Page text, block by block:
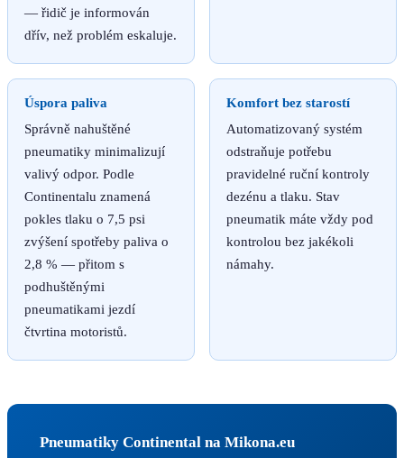
— řidič je informován
dřív, než problém eskaluje.
Úspora paliva
Správně nahuštěné
pneumatiky minimalizují
valivý odpor. Podle
Continentalu znamená
pokles tlaku o 7,5 psi
zvýšení spotřeby paliva o
2,8 % — přitom s
podhuštěnými
pneumatikami jezdí
čtvrtina motoristů.
Komfort bez starostí
Automatizovaný systém
odstraňuje potřebu
pravidelné ruční kontroly
dezénu a tlaku. Stav
pneumatik máte vždy pod
kontrolou bez jakékoli
námahy.
Pneumatiky Continental na Mikona.eu